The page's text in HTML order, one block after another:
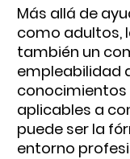
Más allá de
como adultos,
también un
empleabilidad
aplicables a
puede ser la
entorno